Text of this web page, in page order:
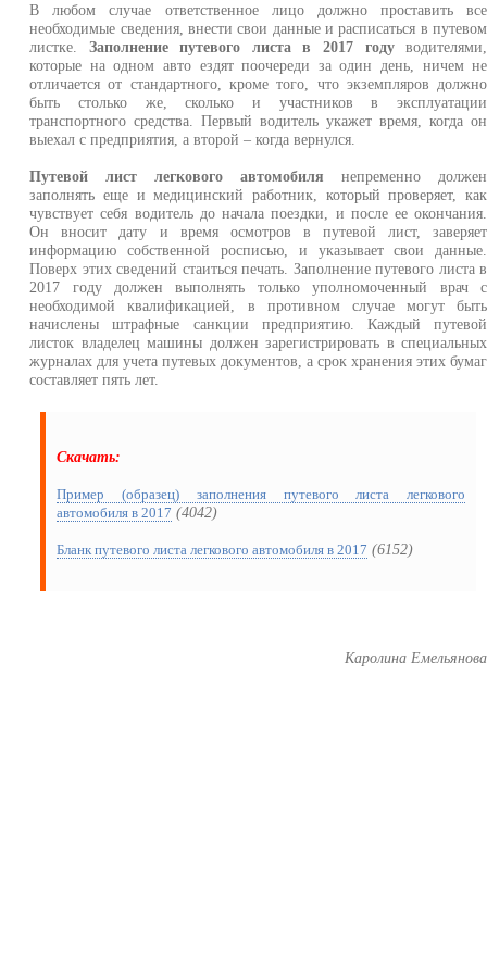
В любом случае ответственное лицо должно проставить все
необходимые сведения, внести свои данные и расписаться в путевом
листке. Заполнение путевого листа в 2017 годуводителями,
которые на одном авто ездят поочереди за один день, ничем не
отличается от стандартного, кроме того, что экземпляров должно
быть столько же, сколько и участников в эксплуатации
транспортного средства. Первый водитель укажет время, когда он
выехал с предприятия, а второй – когда вернулся.
Путевой лист легкового автомобиля непременно должен
заполнять еще и медицинский работник, который проверяет, как
чувствует себя водитель до начала поездки, и после ее окончания.
Он вносит дату и время осмотров в путевой лист, заверяет
информацию собственной росписью, и указывает свои данные.
Поверх этих сведений стаиться печать. Заполнение путевого листа в
2017 году должен выполнять только уполномоченный врач с
необходимой квалификацией, в противном случае могут быть
начислены штрафные санкции предприятию. Каждый путевой
листок владелец машины должен зарегистрировать в специальных
журналах для учета путевых документов, а срок хранения этих бумаг
составляет пять лет.
Скачать:
Пример (образец) заполнения путевого листа легкового
автомобиля в 2017 (4042)
Бланк путевого листа легкового автомобиля в 2017 (6152)
Каролина Емельянова